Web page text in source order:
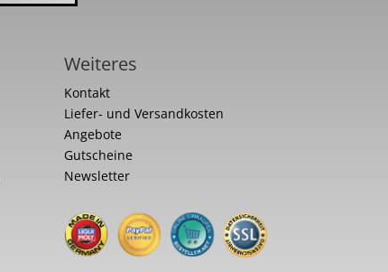
Weiteres
Kontakt
Liefer- und Versandkosten
Angebote
Gutscheine
Newsletter